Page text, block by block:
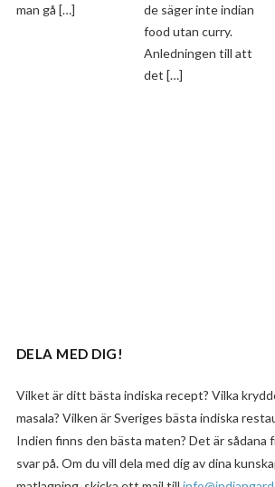
man gå […]
de säger inte indian
food utan curry.
Anledningen till att
det […]
DELA MED DIG!
Vilket är ditt bästa indiska recept? Vilka
masala? Vilken är Sveriges bästa indiska
Indien finns den bästa maten? Det är sådana
svar på. Om du vill dela med dig av dina